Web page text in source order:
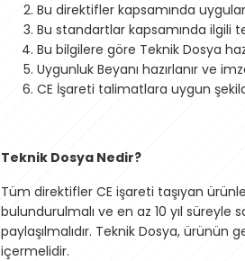
Bu direktifler kapsamında
Bu standartlar kapsamında ilgili
Bu bilgilere göre Teknik Dosya
Uygunluk Beyanı hazırlanır ve
CE İşareti talimatlara uygun
Teknik Dosya Nedir?
Tüm direktifler CE işareti taşıyan
bulundurulmalı ve en az 10 yıl süreyle
paylaşılmalıdır. Teknik Dosya,
içermelidir.